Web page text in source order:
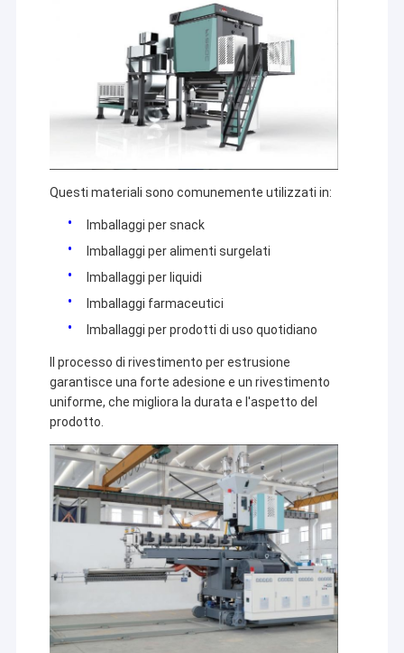
Circa noi
Questi materiali sono comunemente utilizzati in:
Imballaggi per snack
Imballaggi per alimenti surgelati
Imballaggi per liquidi
Imballaggi farmaceutici
Imballaggi per prodotti di uso quotidiano
Il processo di rivestimento per estrusione
garantisce una forte adesione e un rivestimento
uniforme, che migliora la durata e l'aspetto del
prodotto.
Jiangsu Laiyi Packing Machinery Co.,Ltd è stata fondata
nel 2007 e si è trasferita nel distretto di Jintan nel 2015.
La nuova fabbrica, con una scala ampliata e una
tecnologia avanzata, ha migliorato la sua influenza sul